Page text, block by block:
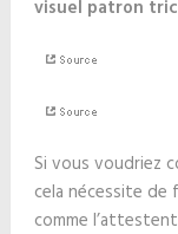
visuel patron
Si vous voudriez
cela nécessite
comme